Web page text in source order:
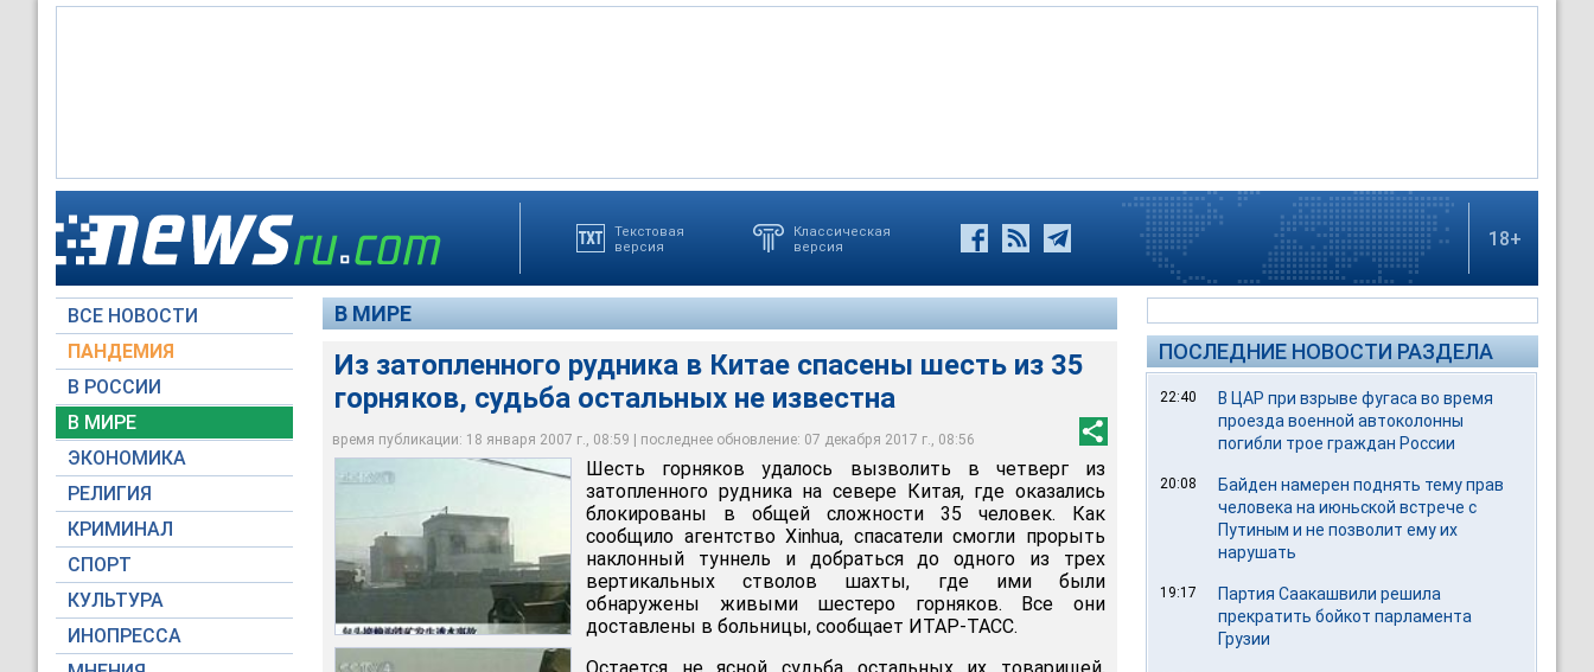
Текстовая
версия
Классическая
версия
18+
ВСЕ НОВОСТИ
ПАНДЕМИЯ
В РОССИИ
В МИРЕ
ЭКОНОМИКА
РЕЛИГИЯ
КРИМИНАЛ
СПОРТ
КУЛЬТУРА
ИНОПРЕССА
В МИРЕ
Из затопленного рудника в Китае спасены шесть из 35
горняков, судьба остальных не известна
время публикации: 18 января 2007 г., 08:59 | последнее обновление: 07 декабря 2017 г., 08:56
Шесть горняков удалось вызволить в четверг из затопленного рудника на севере
Китая, где оказались блокированы в общей сложности 35 человек
RTV International
Инцидент произошел на предприятии по добыче железной руды, расположенном
близ города Баотоу в автономном районе Внутренняя Монголия. В момент
внезапного затопления под землей находилось 46 рабочих, но самостоятельно
выбраться смогли лишь одиннадцать
RTV International
Как сообщило агентство Xinhua, спасатели смогли прорыть наклонный туннель и
добраться до одного из трех вертикальных стволов шахты, где ими были
обнаружены живыми шестеро горняков. Все они доставлены в больницы
RTV International
Шесть горняков удалось вызволить в четверг из
затопленного рудника на севере Китая, где оказались
блокированы в общей сложности 35 человек. Как
сообщило агентство Xinhua, спасатели смогли прорыть
наклонный туннель и добраться до одного из трех
вертикальных стволов шахты, где ими были
обнаружены живыми шестеро горняков. Все они
доставлены в больницы, сообщает ИТАР-ТАСС.
ПОСЛЕДНИЕ НОВОСТИ РАЗДЕЛА
22:40
В ЦАР при взрыве фугаса во время
проезда военной автоколонны
погибли трое граждан России
20:08
Байден намерен поднять тему прав
человека на июньской встрече с
Путиным и не позволит ему их
нарушать
19:17
Партия Саакашвили решила
прекратить бойкот парламента
Грузии